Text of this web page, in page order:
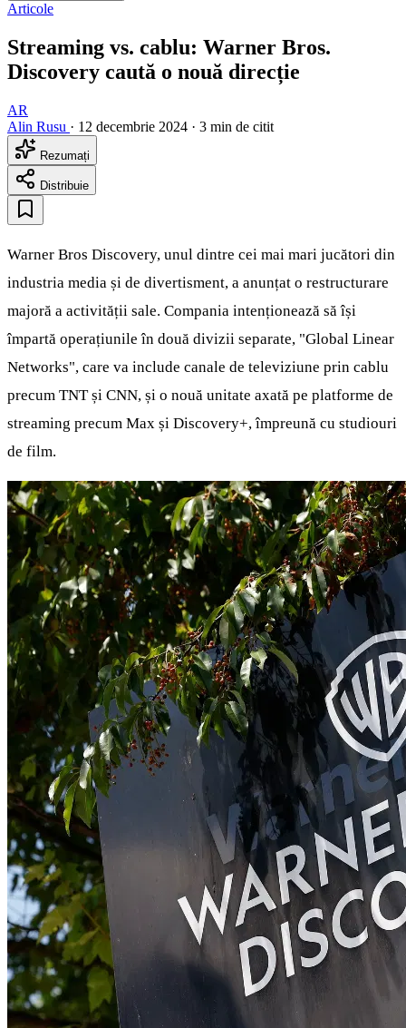
Articole
Streaming vs. cablu: Warner Bros.
Discovery caută o nouă direcție
AR
Alin Rusu · 12 decembrie 2024 · 3 min de citit
Rezumați
Distribuie
Warner Bros Discovery, unul dintre cei mai mari jucători din
industria media și de divertisment, a anunțat o restructurare
majoră a activității sale. Compania intenționează să își
împartă operațiunile în două divizii separate, "Global Linear
Networks", care va include canale de televiziune prin cablu
precum TNT și CNN, și o nouă unitate axată pe platforme de
streaming precum Max și Discovery+, împreună cu studiouri
de film.